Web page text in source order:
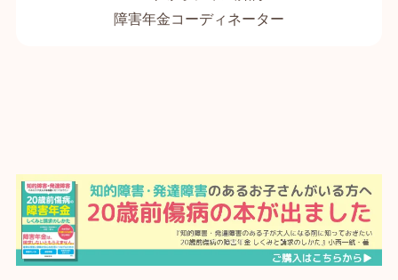
障害年金コーディネーター